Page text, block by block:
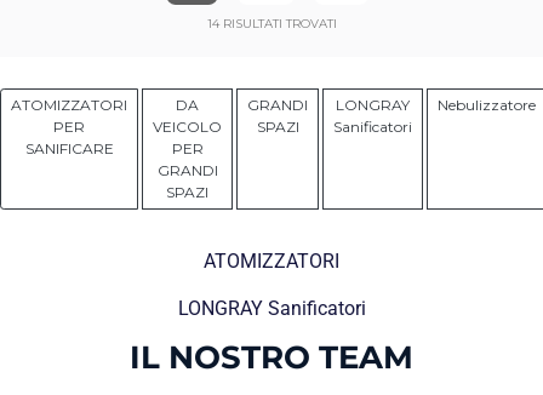
14RISULTATI TROVATI
ATOMIZZATORI
PER
SANIFICARE
DA
VEICOLO
PER
GRANDI
SPAZI
GRANDI
SPAZI
LONGRAY
Sanificatori
Nebulizzatore
ATOMIZZATORI
LONGRAY Sanificatori
IL NOSTRO TEAM